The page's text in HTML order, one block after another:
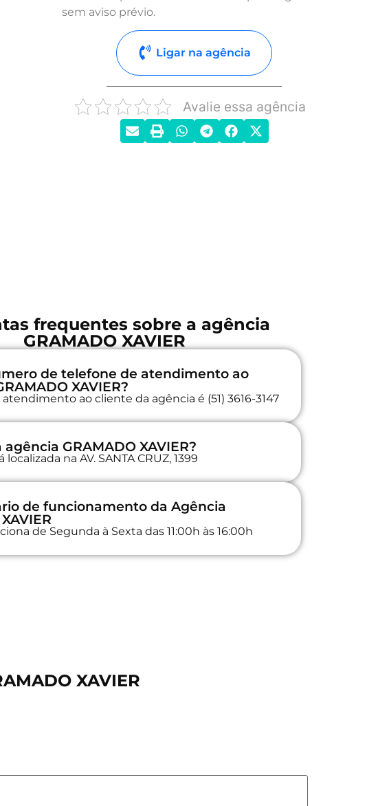
sem aviso prévio.
Ligar na agência
Avalie essa agência
frequentes sobre a agência
GRAMADO XAVIER
de telefone de atendimento ao
XAVIER?
ao cliente da agência é (51) 3616-3147
GRAMADO XAVIER?
na AV. SANTA CRUZ, 1399
de funcionamento da Agência
de Segunda à Sexta das 11:00h às 16:00h
XAVIER